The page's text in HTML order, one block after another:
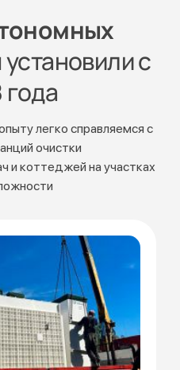
установили с
легко справляемся с
очистки
и коттеджей на участках